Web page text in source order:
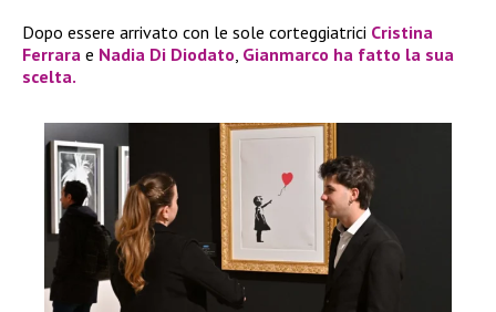
Dopo essere arrivato con le sole corteggiatrici Cristina
Ferrara e Nadia Di Diodato, Gianmarco ha fatto la sua
scelta.